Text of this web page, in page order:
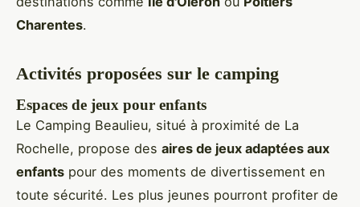
Charentes.
Activités proposées sur le camping
Espaces de jeux pour enfants
Le Camping Beaulieu, situé à proximité de La
Rochelle, propose des aires de jeux adaptées aux
enfants pour des moments de divertissement en
toute sécurité. Les plus jeunes pourront profiter de